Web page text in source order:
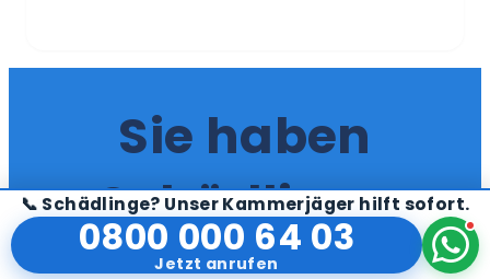
Sie haben
Schädlinge
📞 Schädlinge? Unser Kammerjäger hilft sofort.
0800 000 64 03
Jetzt anrufen